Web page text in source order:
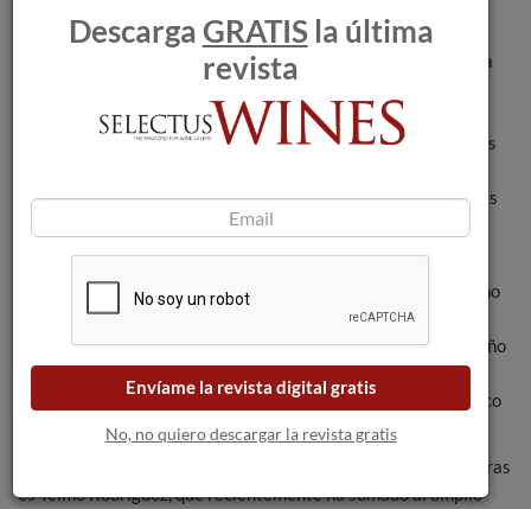
alternativa a la tradicional fermentación en roble.
En la D.O. Valdeorras destaca también Valdesil, que declina la
interesantes son los que están elaborados exclusivamente a
partir de la uva que crece en pequeñas parcelas (denominadas
monumentales, como el distinguido O Chao, el poderoso Pezas
da Portela o el noble Pedrouzos.
Aunque probablemente el viticultor de Valdeorras que mas
laureles ha recogido con sus vinos es Rafael Palacios, hermano
del famoso Álvaro del Priorat y representante de una larga
estirpe vinícola riojana, que llegó a la comarca gallega en el año
2004 para ir alumbrando, poco a poco, pequeñas joyas: As
Sortes, Bolo, Louro y, sobre todo, el magnífico A Soro, un blanco
cremoso, rotundo y expresivo.
Otro riojano que no pudo resistirse a la seducción de Valdeorras
es Telmo Rodríguez, que recientemente ha sumado al amplio
DescargaGRATIS la última
revista
Envíame la revista digital gratis
No, no quiero descargar la revista gratis